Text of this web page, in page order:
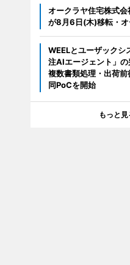
オークラヤ住宅株式会
が8月6日(木)移転・オ
WEELとユーザック
注AIエージェント」の
複数書類処理・出荷
同PoCを開始
もっと見